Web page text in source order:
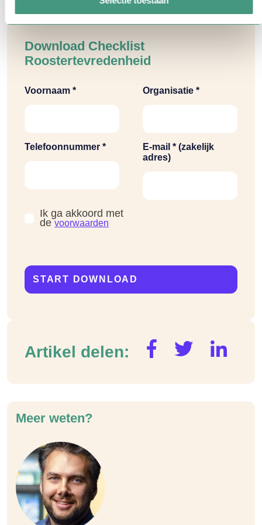
Download Checklist
Roostertevredenheid
Voornaam * Organisatie *
Telefoonnummer *
E-mail * (zakelijk
adres)
Ik ga akkoord met
devoorwaarden
Artikel delen:
Meer weten?